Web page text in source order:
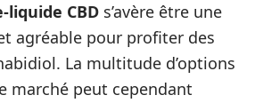
liquide CBD s’avère être une
agréable pour profiter des
La multitude d’options
marché peut cependant